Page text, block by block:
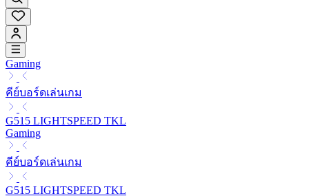
Gaming
คีย์บอร์ดเล่นเกม
G515 LIGHTSPEED TKL
Gaming
คีย์บอร์ดเล่นเกม
G515 LIGHTSPEED TKL